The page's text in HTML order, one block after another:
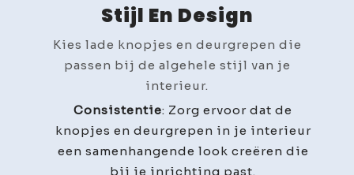
Stijl En Design
Kies lade knopjes en deurgrepen die
passen bij de algehele stijl van je
interieur.
Consistentie: Zorg ervoor dat de
knopjes en deurgrepen in je interieur
een samenhangende look creëren die
bij je inrichting past.